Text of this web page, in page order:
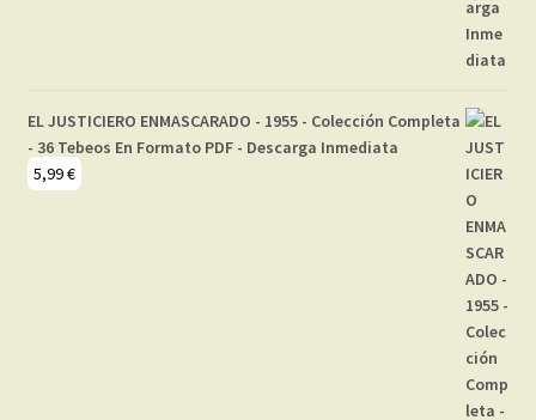
EL JUSTICIERO ENMASCARADO - 1955 - Colección Completa
- 36 Tebeos En Formato PDF - Descarga Inmediata
5,99€